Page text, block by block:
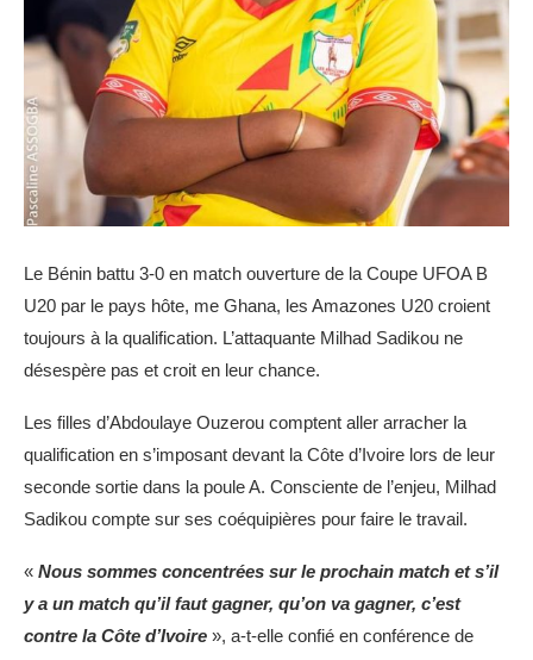
Le Bénin battu 3-0 en match ouverture de la Coupe UFOA B
U20 par le pays hôte, me Ghana, les Amazones U20 croient
toujours à la qualification. L’attaquante Milhad Sadikou ne
désespère pas et croit en leur chance.
Les filles d’Abdoulaye Ouzerou comptent aller arracher la
qualification en s’imposant devant la Côte d’Ivoire lors de leur
seconde sortie dans la poule A. Consciente de l’enjeu, Milhad
Sadikou compte sur ses coéquipières pour faire le travail.
« Nous sommes concentrées sur le prochain match et s’il
y a un match qu’il faut gagner, qu’on va gagner, c’est
contre la Côte d’Ivoire », a-t-elle confié en conférence de